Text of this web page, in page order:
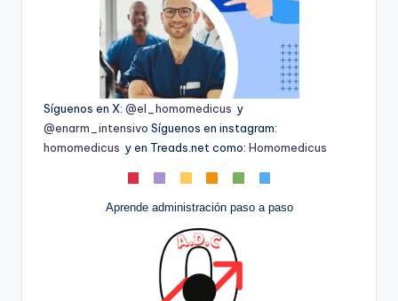
Síguenos en X: @el_homomedicus y
@enarm_intensivo Síguenos en instagram:
homomedicus y en Treads.net como: Homomedicus
Aprende administración paso a paso